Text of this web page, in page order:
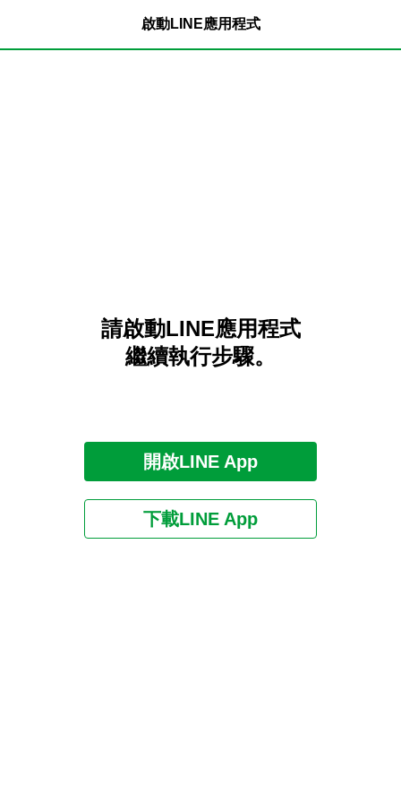
啟動LINE應用程式
請啟動LINE應用程式
繼續執行步驟。
開啟LINE App
下載LINE App